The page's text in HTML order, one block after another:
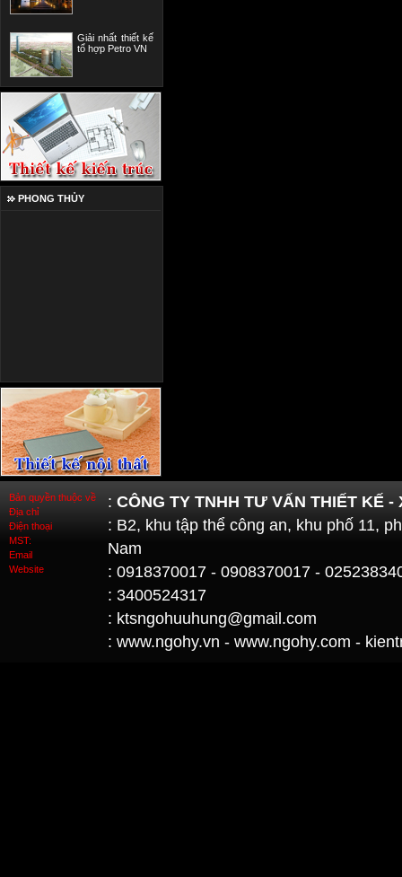
Giải nhất thiết kế
tổ hợp Petro VN
PHONG THỦY
Bản quyền thuộc về
Địa chỉ
Điện thoại
MST:
Email
Website
: CÔNG TY TNHH TƯ VẤN THIẾT KẾ -
: B2, khu tập thể công an, khu phố 11,
Nam
: 0918370017 - 0908370017 -
: 3400524317
: ktsngohuuhung@gmail.com
: www.ngohy.vn - www.ngohy.com -